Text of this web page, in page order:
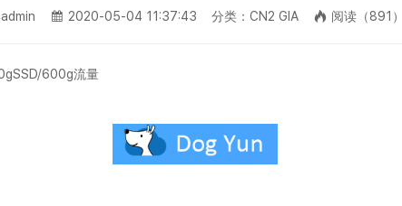
2020-05-04 11:37:43 分类：CN2 GIA 阅读（891）
600g流量